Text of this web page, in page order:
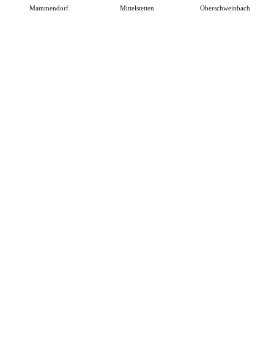
Mammendorf Mittelstetten Oberschweinbach